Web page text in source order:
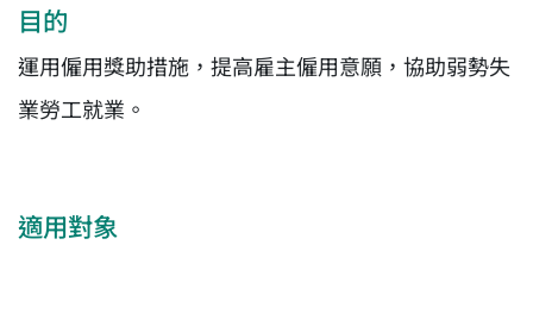
目的
運用僱用獎助措施，提高雇主僱用意願，協助弱勢失
業勞工就業。
適用對象